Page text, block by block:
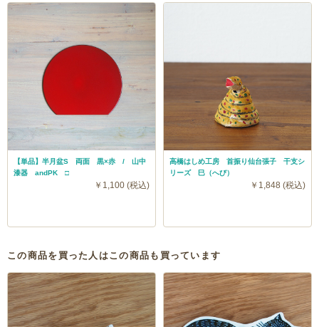
【単品】半月盆S 両面 黒×赤 / 山中
漆器 andPK □
￥1,100 (税込)
高橋はしめ工房 首振り仙台張子 干支シ
リーズ 巳（へび）
￥1,848 (税込)
この商品を買った人はこの商品も買っています